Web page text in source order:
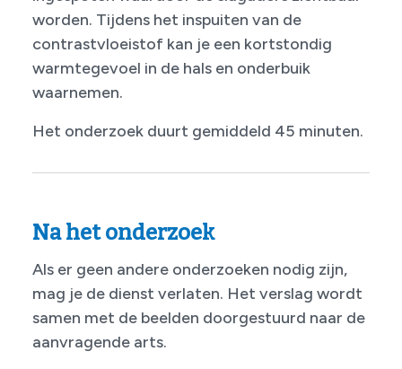
worden. Tijdens het inspuiten van de
contrastvloeistof kan je een kortstondig
warmtegevoel in de hals en onderbuik
waarnemen.
Het onderzoek duurt gemiddeld 45 minuten.
Na het onderzoek
Als er geen andere onderzoeken nodig zijn,
mag je de dienst verlaten. Het verslag wordt
samen met de beelden doorgestuurd naar de
aanvragende arts.